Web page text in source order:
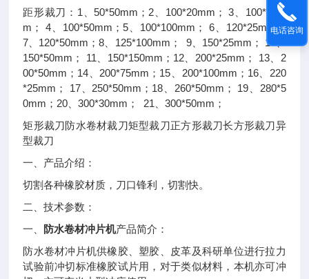
距形裁刀： 1 、50*50mm ； 2 100*20mm ； 3
100*25m
m ； 4 100*50mm ；5 100*100mm ； 6、 120*25mm；
7 120*50mm ；8 125*100mm ； 9、 150*25mm ； 10、
150*50mm ； 11 150*150mm ； 12、 200*25mm ； 13、 2
00*50mm ； 14 200*75mm ； 15 200*100mm ； 16、 220
*25mm ； 17 250*50mm ； 18 260*50mm ； 19
280*5
0mm ； 20 、300*30mm ； 21 、300*50mm ；
矩形裁刀防水卷材裁刀矩型裁刀正方形裁刀长方形裁刀异
型裁刀
一、产品介绍：
切割各种橡胶材质，刀口锋利，切割快。
二、技术参数：
一、 防水卷材冲片机产品简介：
防水卷材冲片机供橡胶、塑胶、皮革及科研单位进行拉力
试验前冲切标准橡胶试片用，对于类似材料，本机亦可冲
电话咨询